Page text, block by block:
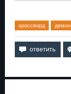
кроссворд демон